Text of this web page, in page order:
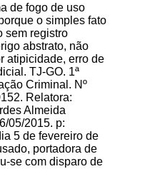
de fogo de uso
o simples fato
sem registro
abstrato, não
atipicidade, erro de
TJ-GO. 1ª
Criminal. Nº
Relatora:
Almeida
05/2015. p:
5 de fevereiro de
portadora de
se com disparo de